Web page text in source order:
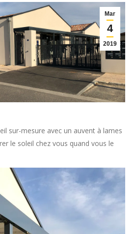
Mar
4
2019
sur-mesure avec un auvent à lames
le soleil chez vous quand vous le